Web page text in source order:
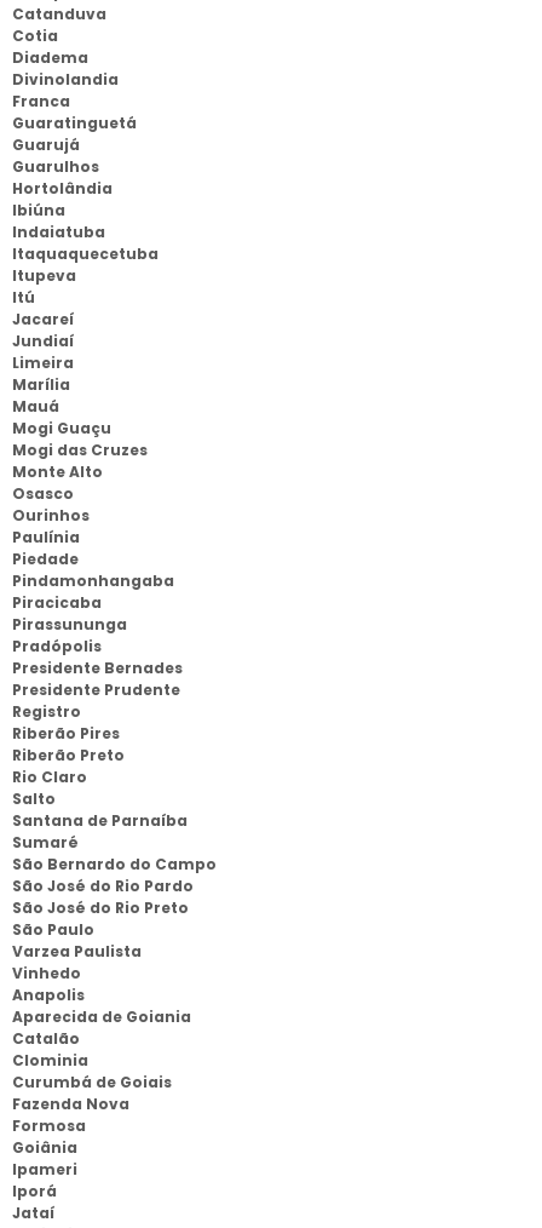
Catanduva
Cotia
Diadema
Divinolandia
Franca
Guaratinguetá
Guarujá
Guarulhos
Hortolândia
Ibiúna
Indaiatuba
Itaquaquecetuba
Itupeva
Itú
Jacareí
Jundiaí
Limeira
Marília
Mauá
Mogi Guaçu
Mogi das Cruzes
Monte Alto
Osasco
Ourinhos
Paulínia
Piedade
Pindamonhangaba
Piracicaba
Pirassununga
Pradópolis
Presidente Bernades
Presidente Prudente
Registro
Riberão Pires
Riberão Preto
Rio Claro
Salto
Santana de Parnaíba
Sumaré
São Bernardo do Campo
São José do Rio Pardo
São José do Rio Preto
São Paulo
Varzea Paulista
Vinhedo
Anapolis
Aparecida de Goiania
Catalão
Clominia
Curumbá de Goiais
Fazenda Nova
Formosa
Goiânia
Ipameri
Iporá
Jataí